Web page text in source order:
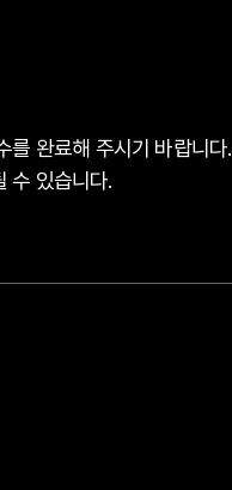
를 완료해 주시기 바랍니다.
수 있습니다.